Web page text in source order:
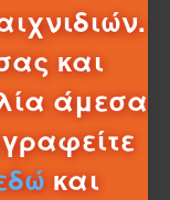
και
άμεσα
και